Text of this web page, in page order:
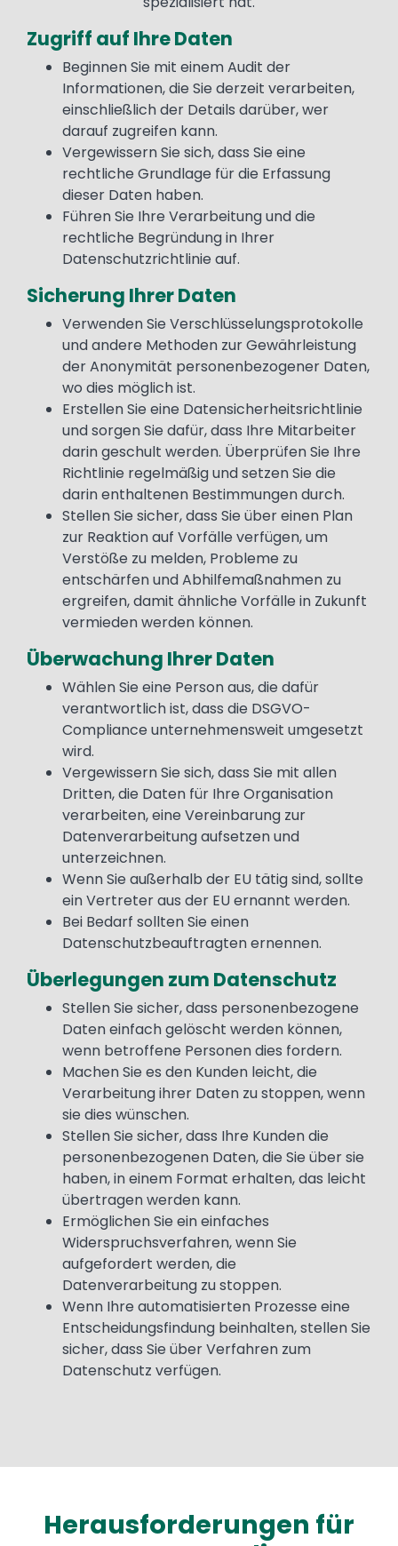
Text
Zugriff auf Ihre Daten
Beginnen Sie mit einem Audit der
Informationen, die Sie derzeit verarbeiten,
einschließlich der Details darüber, wer
darauf zugreifen kann.
Vergewissern Sie sich, dass Sie eine
rechtliche Grundlage für die Erfassung
dieser Daten haben.
Führen Sie Ihre Verarbeitung und die
rechtliche Begründung in Ihrer
Datenschutzrichtlinie auf.
Sicherung Ihrer Daten
Verwenden Sie Verschlüsselungsprotokolle
und andere Methoden zur Gewährleistung
der Anonymität personenbezogener Daten,
wo dies möglich ist.
Erstellen Sie eine Datensicherheitsrichtlinie
und sorgen Sie dafür, dass Ihre Mitarbeiter
darin geschult werden. Überprüfen Sie Ihre
Richtlinie regelmäßig und setzen Sie die
darin enthaltenen Bestimmungen durch.
Stellen Sie sicher, dass Sie über einen Plan
zur Reaktion auf Vorfälle verfügen, um
Verstöße zu melden, Probleme zu
entschärfen und Abhilfemaßnahmen zu
ergreifen, damit ähnliche Vorfälle in Zukunft
vermieden werden können.
Überwachung Ihrer Daten
Wählen Sie eine Person aus, die dafür
verantwortlich ist, dass die DSGVO-
Compliance unternehmensweit umgesetzt
wird.
Vergewissern Sie sich, dass Sie mit allen
Dritten, die Daten für Ihre Organisation
verarbeiten, eine Vereinbarung zur
Datenverarbeitung aufsetzen und
unterzeichnen.
Wenn Sie außerhalb der EU tätig sind, sollte
ein Vertreter aus der EU ernannt werden.
Bei Bedarf sollten Sie einen
Datenschutzbeauftragten ernennen.
Überlegungen zum Datenschutz
Stellen Sie sicher, dass personenbezogene
Daten einfach gelöscht werden können,
wenn betroffene Personen dies fordern.
Machen Sie es den Kunden leicht, die
Verarbeitung ihrer Daten zu stoppen, wenn
sie dies wünschen.
Stellen Sie sicher, dass Ihre Kunden die
personenbezogenen Daten, die Sie über sie
haben, in einem Format erhalten, das leicht
übertragen werden kann.
Ermöglichen Sie ein einfaches
Widerspruchsverfahren, wenn Sie
aufgefordert werden, die
Datenverarbeitung zu stoppen.
Wenn Ihre automatisierten Prozesse eine
Entscheidungsfindung beinhalten, stellen Sie
sicher, dass Sie über Verfahren zum
Datenschutz verfügen.
Herausforderungen für